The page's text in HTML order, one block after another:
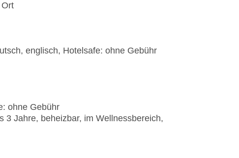
englisch, Hotelsafe: ohne Gebühr
ohne Gebühr
3 Jahre, beheizbar, im Wellnessbereich,